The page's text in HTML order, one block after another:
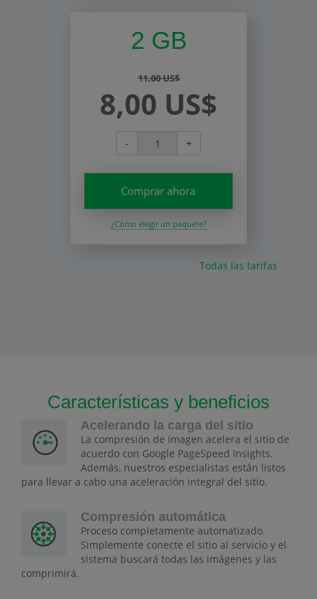
2 GB
11,00 US$
8,00 US$
- +
Comprar ahora
¿Cómo elegir un paquete?
Todas las tarifas
Características y beneficios
Acelerando la carga del sitio
La compresión de imagen acelera el sitio de
acuerdo con Google PageSpeed Insights.
Además, nuestros especialistas están listos
para llevar a cabo una aceleración integral del sitio.
Compresión automática
Proceso completamente automatizado.
Simplemente conecte el sitio al servicio y el
sistema buscará todas las imágenes y las
comprimirá.